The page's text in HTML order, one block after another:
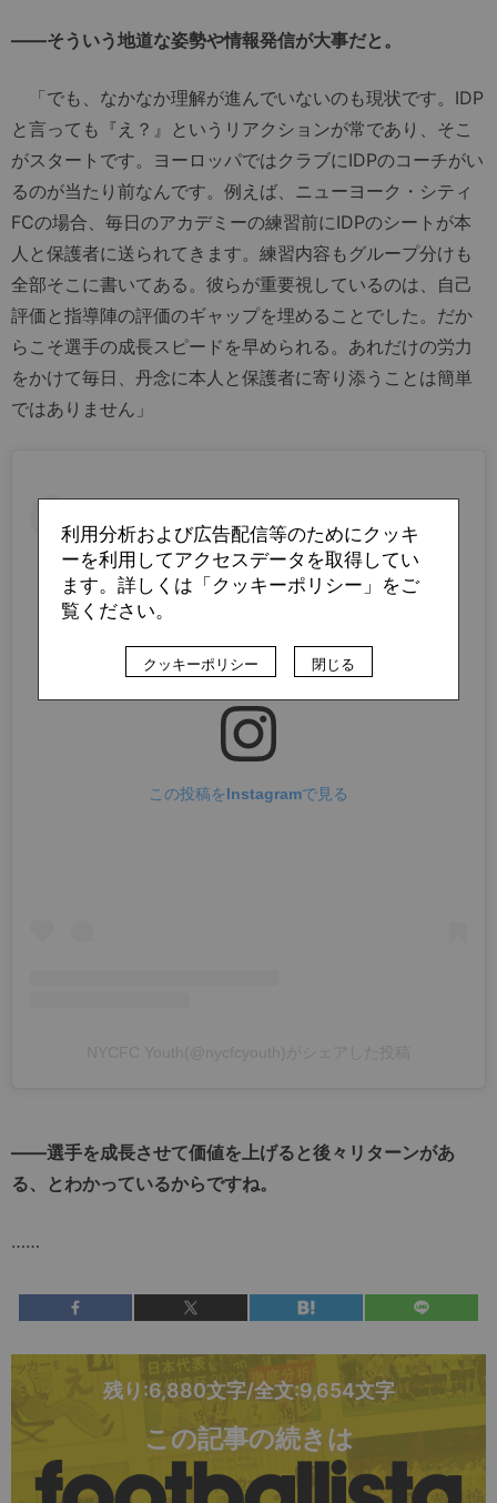
――そういう地道な姿勢や情報発信が大事だと。
「でも、なかなか理解が進んでいないのも現状です。IDP
と言っても『え？』というリアクションが常であり、そこ
がスタートです。ヨーロッパではクラブにIDPのコーチがい
るのが当たり前なんです。例えば、ニューヨーク・シティ
FCの場合、毎日のアカデミーの練習前にIDPのシートが本
人と保護者に送られてきます。練習内容もグループ分けも
全部そこに書いてある。彼らが重要視しているのは、自己
評価と指導陣の評価のギャップを埋めることでした。だか
らこそ選手の成長スピードを早められる。あれだけの労力
をかけて毎日、丹念に本人と保護者に寄り添うことは簡単
ではありません」
この投稿をInstagramで見る
――選手を成長させて価値を上げると後々リターンがあ
る、とわかっているからですね。
……
残り:6,880文字/全文:9,654文字
この記事の続きは
利用分析および広告配信等のためにクッキ
ーを利用してアクセスデータを取得してい
ます。詳しくは「クッキーポリシー」をご
覧ください。
クッキーポリシー 閉じる